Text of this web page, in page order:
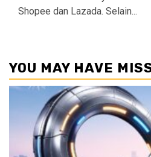
Shopee dan Lazada. Selain...
YOU MAY HAVE